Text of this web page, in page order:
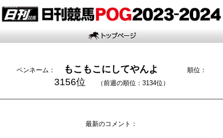
ペンネーム： もこもこにしてやんよ 順位：
3156位 （前週の順位：3134位）
最新のコメント：